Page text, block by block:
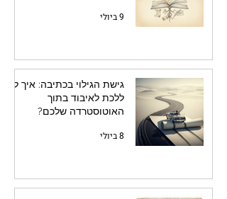
9 ביולי
גישת הגילוי בכתיבה: איך לא
ללכת לאיבוד בתוך
האוטוסטרדה שלכם?
8 ביולי